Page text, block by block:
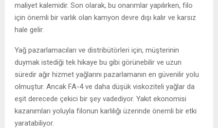
maliyet kalemidir. Son olarak, bu onarımlar yapılırken, filo
için önemli bir varlık olan kamyon devre dışı kalır ve karsız
hale gelir.
Yağ pazarlamacıları ve distribütörleri için, müşterinin
duymak istediği tek hikaye bu gibi görünebilir ve uzun
süredir ağır hizmet yağlarını pazarlamanın en güvenilir yolu
olmuştur. Ancak FA-4 ve daha düşük viskoziteli yağlar da
eşit derecede çekici bir şey vadediyor. Yakıt ekonomisi
kazanımları yoluyla filonun karlılığı üzerinde önemli bir etki
yaratabiliyor.